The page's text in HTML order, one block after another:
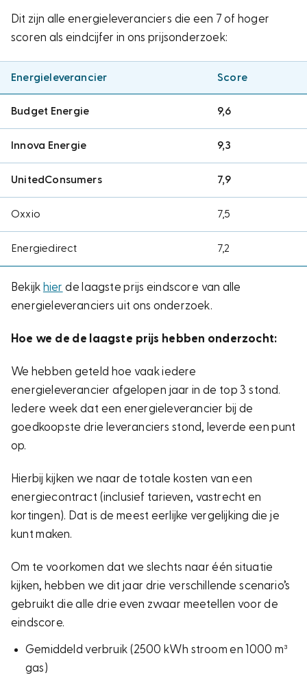
Dit zijn alle energieleveranciers die een 7 of hoger
scoren als eindcijfer in ons prijsonderzoek:
Energieleverancier Score
Budget Energie 9,6
Innova Energie 9,3
UnitedConsumers 7,9
Oxxio 7,5
Energiedirect 7,2
Bekijk hier de laagste prijs eindscore van alle
energieleveranciers uit ons onderzoek.
Hoe we de de laagste prijs hebben onderzocht:
We hebben geteld hoe vaak iedere
energieleverancier afgelopen jaar in de top 3 stond.
Iedere week dat een energieleverancier bij de
goedkoopste drie leveranciers stond, leverde een punt
op.
Hierbij kijken we naar de totale kosten van een
energiecontract (inclusief tarieven, vastrecht en
kortingen). Dat is de meest eerlijke vergelijking die je
kunt maken.
Om te voorkomen dat we slechts naar één situatie
kijken, hebben we dit jaar drie verschillende scenario’s
gebruikt die alle drie even zwaar meetellen voor de
eindscore.
Gemiddeld verbruik (2500 kWh stroom en 1000 m³
gas)